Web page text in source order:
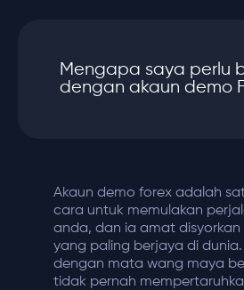
Mengapa saya perlu
dengan akaun demo
Akaun demo forex adalah
cara untuk memulakan
anda, dan ia amat
yang paling berjaya di
dengan mata wang maya
tidak pernah